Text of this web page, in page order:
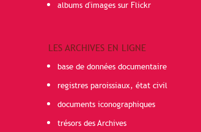
albums d'images sur Flickr
LES ARCHIVES EN LIGNE
base de données documentaire
registres paroissiaux, état civil
documents iconographiques
trésors des Archives